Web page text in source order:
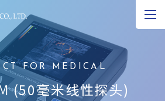
(50毫米线性探头)